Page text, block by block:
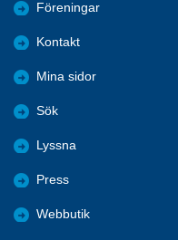
Föreningar
Kontakt
Mina sidor
Sök
Lyssna
Press
Webbutik